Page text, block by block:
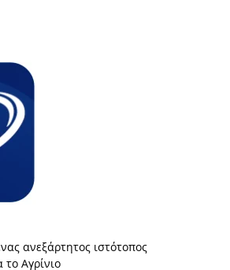
ανεξάρτητος ιστότοπος
Αγρίνιο